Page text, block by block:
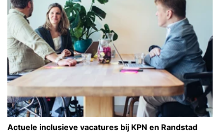
Actuele inclusieve vacatures bij KPN en Randstad